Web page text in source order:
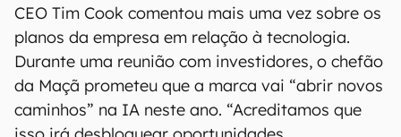
CEO Tim Cook comentou mais uma vez sobre os
planos da empresa em relação à tecnologia.
Durante uma reunião com investidores, o chefão
da Maçã prometeu que a marca vai “abrir novos
caminhos” na IA neste ano. “Acreditamos que